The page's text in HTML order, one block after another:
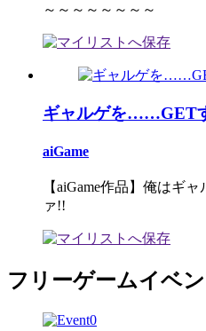
～～～～～～～～
ギャルゲを……GET
aiGame
【aiGame作品】俺はギ
ァ!!
フリーゲームイベン